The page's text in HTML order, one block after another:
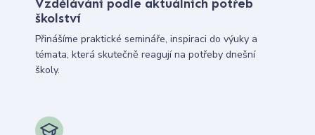
Vzdělávání podle aktuálních potřeb
školství
Přinášíme praktické semináře, inspiraci do výuky a
témata, která skutečně reagují na potřeby dnešní
školy.